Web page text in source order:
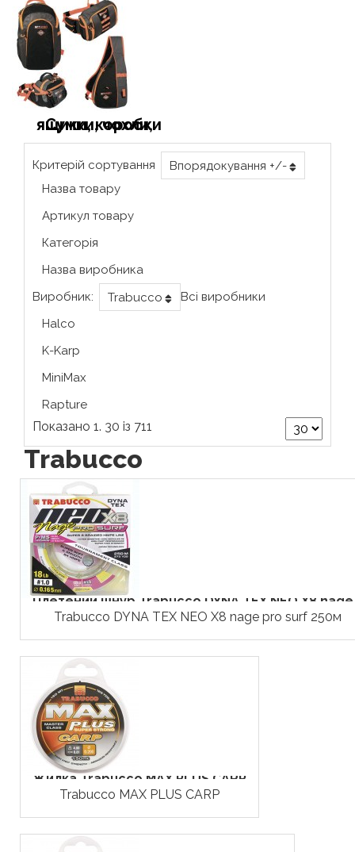
Сумки, чохли, ящики, коробки
Критерій сортування
Впорядокування +/-
Назва товару
Артикул товару
Категорія
Назва виробника
Виробник:
Trabucco
Всі виробники
Halco
K-Karp
MiniMax
Rapture
Показано 1. 30 із 711
Trabucco
Плетений шнур Trabucco DYNA TEX NEO X8
Trabucco DYNA TEX NEO X8 nage pro surf 250м
Жилка Trabucco MAX PLUS CARP
Trabucco MAX PLUS CARP